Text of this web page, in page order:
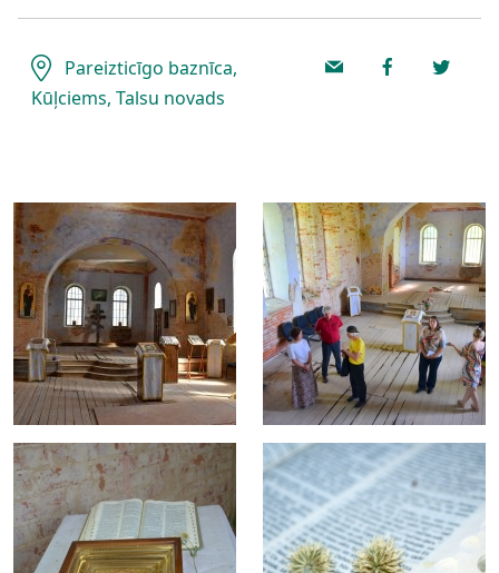
Pareizticīgo baznīca,
Kūļciems, Talsu novads